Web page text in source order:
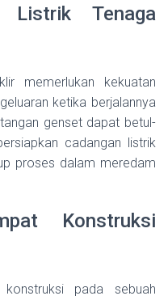
Listrik Tenaga
memerlukan kekuatan
ketika berjalannya
genset dapat betul-
cadangan listrik
proses dalam meredam
Konstruksi
pada sebuah